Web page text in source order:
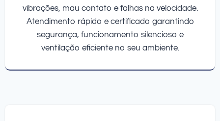
vibrações, mau contato e falhas na velocidade.
Atendimento rápido e certificado garantindo
segurança, funcionamento silencioso e
ventilação eficiente no seu ambiente.